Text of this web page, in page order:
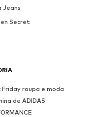
Jeans
Secret
Friday roupa e moda
de ADIDAS